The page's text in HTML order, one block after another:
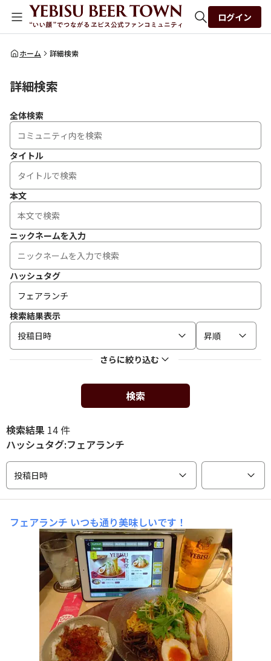
全体検索
ログイン
ホーム 詳細検索
詳細検索
全体検索
タイトル
本文
ニックネームを入力
ハッシュタグ
検索結果表示
投稿日時
昇順
さらに絞り込む
検索
検索結果 14 件
ハッシュタグ:フェアランチ
投稿日時
フェアランチ いつも通り美味しいです！